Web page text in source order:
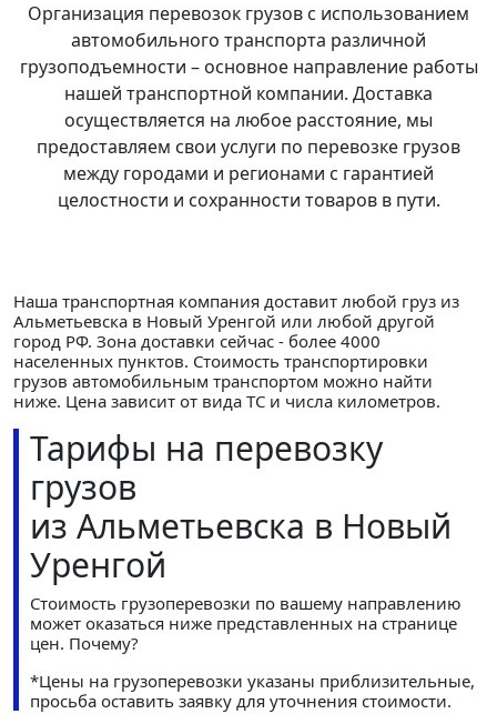
Тарифы
Международные перевозки
Контакты
Организация перевозок грузов с использованием
автомобильного транспорта различной
грузоподъемности – основное направление работы
нашей транспортной компании. Доставка
осуществляется на любое расстояние, мы
предоставляем свои услуги по перевозке грузов
между городами и регионами с гарантией
целостности и сохранности товаров в пути.
Наша транспортная компания доставит любой груз из
Альметьевска в Новый Уренгой или любой другой
город РФ. Зона доставки сейчас - более 4000
населенных пунктов. Стоимость транспортировки
грузов автомобильным транспортом можно найти
ниже. Цена зависит от вида ТС и числа километров.
Тарифы на перевозку
грузов
из Альметьевска в Новый
Уренгой
Стоимость грузоперевозки по вашему направлению
может оказаться ниже представленных на странице
цен. Почему?
*Цены на грузоперевозки указаны приблизительные,
просьба оставить заявку для уточнения стоимости.